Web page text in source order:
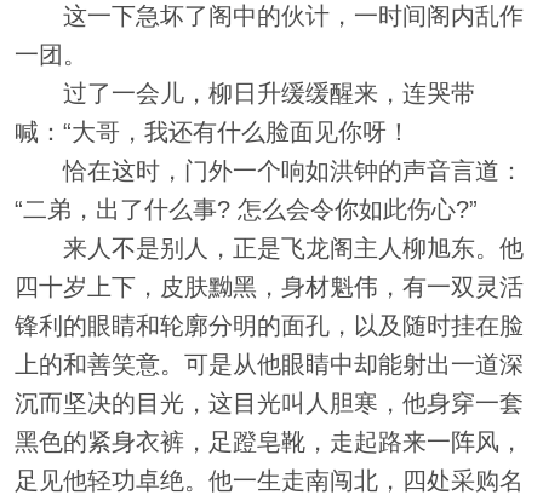
这一下急坏了阁中的伙计，一时间阁内乱作
一团。
过了一会儿，柳日升缓缓醒来，连哭带
喊：“大哥，我还有什么脸面见你呀！
恰在这时，门外一个响如洪钟的声音言道：
“二弟，出了什么事? 怎么会令你如此伤心?”
来人不是别人，正是飞龙阁主人柳旭东。他
四十岁上下，皮肤黝黑，身材魁伟，有一双灵活
锋利的眼睛和轮廓分明的面孔，以及随时挂在脸
上的和善笑意。可是从他眼睛中却能射出一道深
沉而坚决的目光，这目光叫人胆寒，他身穿一套
黑色的紧身衣裤，足蹬皂靴，走起路来一阵风，
足见他轻功卓绝。他一生走南闯北，四处采购名